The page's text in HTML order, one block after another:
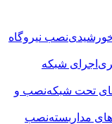
نصب نیروگاه
اجرای شبکه
نصب و
نصب